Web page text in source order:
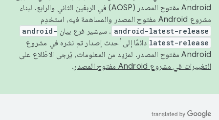
Android مفتوح المصدر (AOSP) في الربعَين الثاني والرابع. لبناء
مشروع Android مفتوح المصدر والمساهمة فيه، استخدِم
android-latest-release . سيشير فرع بيان android-
latest-release دائمًا إلى أحدث إصدار تم نشره في مشروع
Android مفتوح المصدر. لمزيد من المعلومات، يُرجى الاطّلاع على
التغييرات في مشروع Android مفتوح المصدر
.